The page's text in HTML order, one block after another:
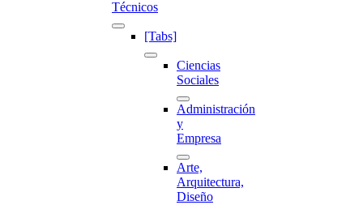
Técnicos
[Tabs]
Ciencias
Sociales
Administración
y
Empresa
Arte,
Arquitectura,
Diseño